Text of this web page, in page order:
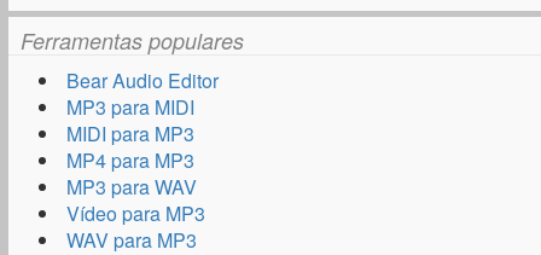
Ferramentas populares
Bear Audio Editor
MP3 para MIDI
MIDI para MP3
MP4 para MP3
MP3 para WAV
Vídeo para MP3
WAV para MP3